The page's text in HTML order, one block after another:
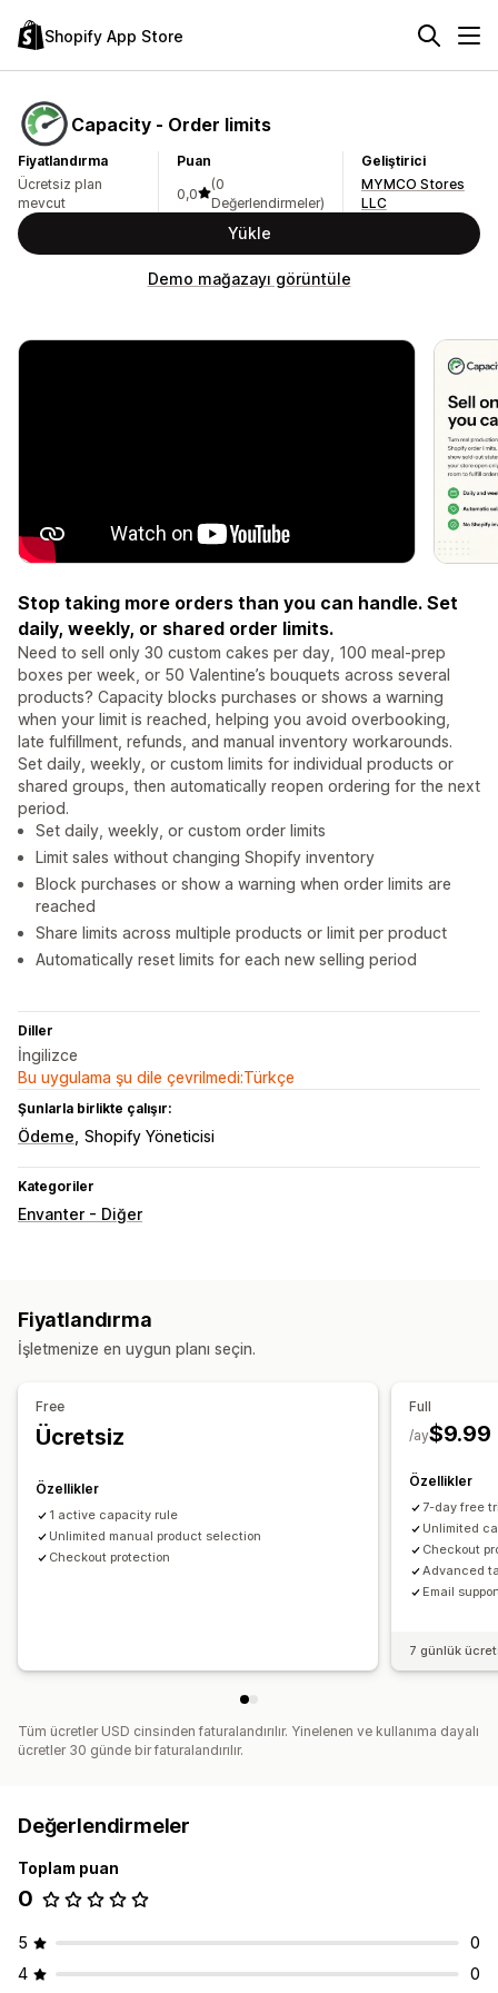
Shopify App Store
Capacity ‑ Order limits
Fiyatlandırma
Ücretsiz plan
mevcut
Puan
0,0
(0
Değerlendirmeler)
Geliştirici
MYMCO Stores
LLC
Yükle
Demo mağazayı görüntüle
Stop taking more orders than you can handle. Set
daily, weekly, or shared order limits.
Need to sell only 30 custom cakes per day, 100 meal-prep
boxes per week, or 50 Valentine’s bouquets across several
products? Capacity blocks purchases or shows a warning
when your limit is reached, helping you avoid overbooking,
late fulfillment, refunds, and manual inventory workarounds.
Set daily, weekly, or custom limits for individual products or
shared groups, then automatically reopen ordering for the next
period.
Set daily, weekly, or custom order limits
Limit sales without changing Shopify inventory
Block purchases or show a warning when order limits are
reached
Share limits across multiple products or limit per product
Automatically reset limits for each new selling period
Diller
İngilizce
Bu uygulama şu dile çevrilmedi:Türkçe
Şunlarla birlikte çalışır:
Ödeme Shopify Yöneticisi
Kategoriler
Envanter - Diğer
Fiyatlandırma
İşletmenize en uygun planı seçin.
Free
Ücretsiz
Özellikler
1 active capacity rule
Unlimited manual product selection
Checkout protection
Full
$9.99
/ay
Özellikler
7-day free
Unlimited
Checkout
Advanced
Email
7 günlük
Tüm ücretler USD cinsinden faturalandırılır. Yinelenen ve kullanıma dayalı
ücretler 30 günde bir faturalandırılır.
Değerlendirmeler
Toplam puan
0
5
0
4
0